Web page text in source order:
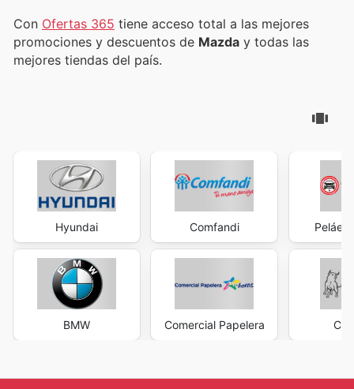
Con Ofertas 365 tiene acceso total a las mejores
promociones y descuentos de Mazda y todas las
mejores tiendas del país.
Hyundai
BMW
Comfandi
Comercial Papelera
Peláez